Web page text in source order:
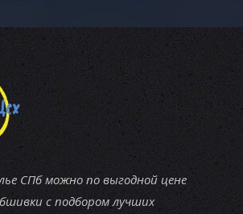
СПб можно по выгодной цене
с подбором лучших